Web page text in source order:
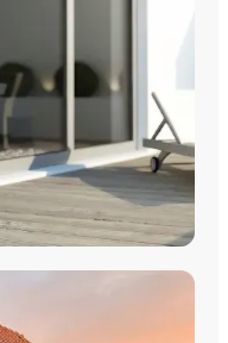
Plein Jour Habitat.